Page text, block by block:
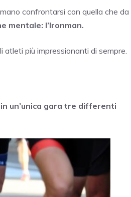
confrontarsi con quella che da
mentale: l’Ironman.
più impressionanti di sempre.
un’unica gara tre differenti